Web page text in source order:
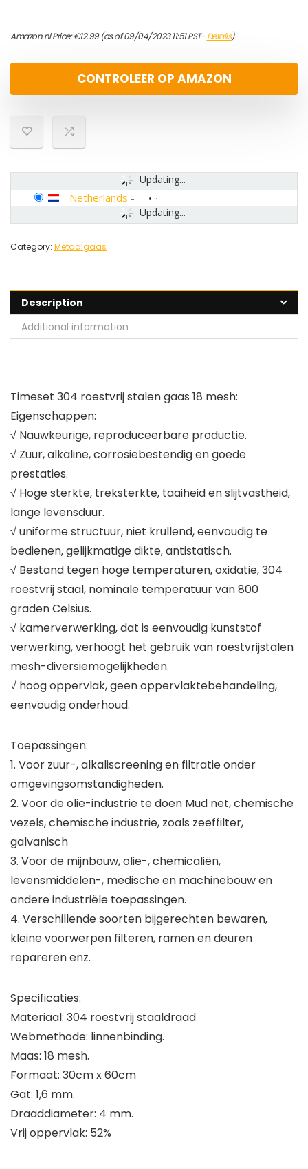
Amazon.nl Price:€12.99(as of 09/04/2023 11:51 PST-Details)
CONTROLEER OP AMAZON
Updating...
Updating...
Netherlands -
Category: Metaalgaas
Description
Additional information
Timeset 304 roestvrij stalen gaas 18 mesh:
Eigenschappen:
√ Nauwkeurige, reproduceerbare productie.
√ Zuur, alkaline, corrosiebestendig en goede
prestaties.
√ Hoge sterkte, treksterkte, taaiheid en slijtvastheid,
lange levensduur.
√ uniforme structuur, niet krullend, eenvoudig te
bedienen, gelijkmatige dikte, antistatisch.
√ Bestand tegen hoge temperaturen, oxidatie, 304
roestvrij staal, nominale temperatuur van 800
graden Celsius.
√ kamerverwerking, dat is eenvoudig kunststof
verwerking, verhoogt het gebruik van roestvrijstalen
mesh-diversiemogelijkheden.
√ hoog oppervlak, geen oppervlaktebehandeling,
eenvoudig onderhoud.
Toepassingen:
1. Voor zuur-, alkaliscreening en filtratie onder
omgevingsomstandigheden.
2. Voor de olie-industrie te doen Mud net, chemische
vezels, chemische industrie, zoals zeeffilter,
galvanisch
3. Voor de mijnbouw, olie-, chemicaliën,
levensmiddelen-, medische en machinebouw en
andere industriële toepassingen.
4. Verschillende soorten bijgerechten bewaren,
kleine voorwerpen filteren, ramen en deuren
repareren enz.
Specificaties:
Materiaal: 304 roestvrij staaldraad
Webmethode: linnenbinding.
Maas: 18 mesh.
Formaat: 30cm x 60cm
Gat: 1,6 mm.
Draaddiameter: 4 mm.
Vrij oppervlak: 52%